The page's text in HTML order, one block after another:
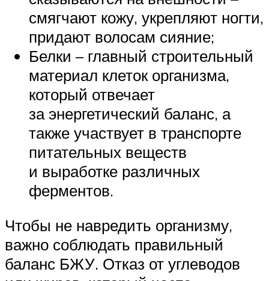
смягчают кожу, укрепляют ногти,
придают волосам сияние;
Белки – главный строительный
материал клеток организма,
который отвечает
за энергетический баланс, а
также участвует в транспорте
питательных веществ
и выработке различных
ферментов.
Чтобы не навредить организму,
важно соблюдать правильный
баланс БЖУ. Отказ от углеводов